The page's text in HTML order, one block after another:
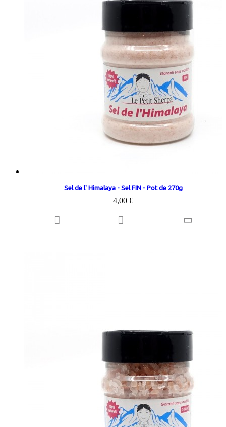
Sel de l' Himalaya - Sel FIN - Pot de 270g
4,00 €